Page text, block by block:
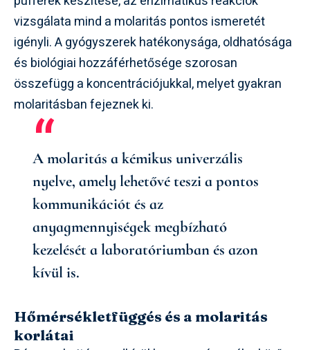
vizsgálata mind a molaritás pontos ismeretét
igényli. A gyógyszerek hatékonysága, oldhatósága
és biológiai hozzáférhetősége szorosan
összefügg a koncentrációjukkal, melyet gyakran
molaritásban fejeznek ki.
A molaritás a kémikus univerzális
nyelve, amely lehetővé teszi a pontos
kommunikációt és az
anyagmennyiségek megbízható
kezelését a laboratóriumban és azon
kívül is.
Hőmérsékletfüggés és a molaritás
korlátai